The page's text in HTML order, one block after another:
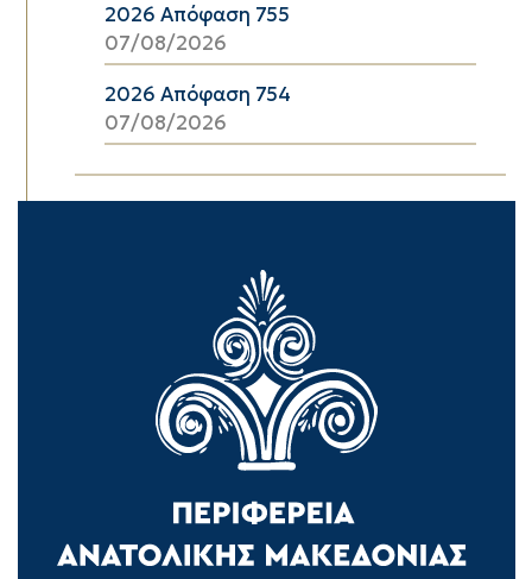
2026 Απόφαση 755
07/08/2026
2026 Απόφαση 754
07/08/2026